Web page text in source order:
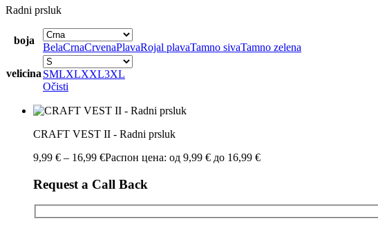
Radni prsluk
boja
BelaCrnaCrvenaPlavaRojal plavaTamno sivaTamno zelena
velicina SMLXLXXL3XL
Očisti
CRAFT VEST II - Radni prsluk
9,99 € – 16,99 €Распон цена: од 9,99 € до 16,99 €
Request a Call Back